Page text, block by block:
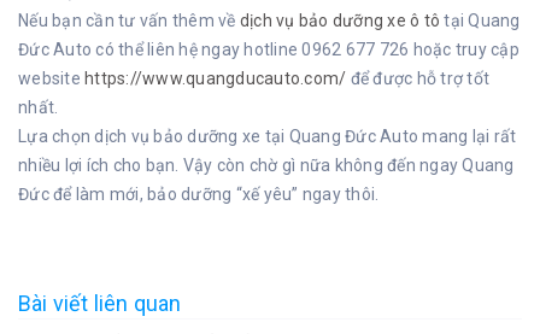
Nếu bạn cần tư vấn thêm về dịch vụ bảo dưỡng xe ô tô tại Quang
Đức Auto có thể liên hệ ngay hotline 0962 677 726 hoặc truy cập
website https://www.quangducauto.com/ để được hỗ trợ tốt
nhất.
Lựa chọn dịch vụ bảo dưỡng xe tại Quang Đức Auto mang lại rất
nhiều lợi ích cho bạn. Vậy còn chờ gì nữa không đến ngay Quang
Đức để làm mới, bảo dưỡng “xế yêu” ngay thôi.
Bài viết liên quan